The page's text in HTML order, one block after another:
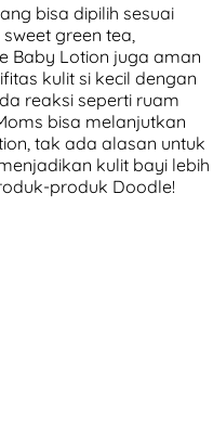
bisa dipilih sesuai
green tea,
Baby Lotion juga aman
kulit si kecil dengan
reaksi seperti ruam
bisa melanjutkan
tak ada alasan untuk
kulit bayi lebih
produk Doodle!